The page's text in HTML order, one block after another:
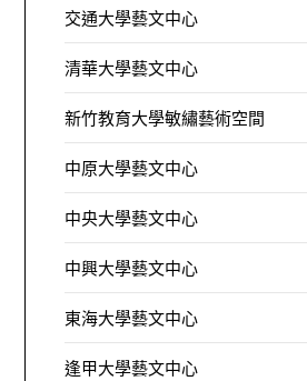
交通大學藝文中心
清華大學藝文中心
新竹教育大學敏繡藝術空間
中原大學藝文中心
中央大學藝文中心
中興大學藝文中心
東海大學藝文中心
逢甲大學藝文中心